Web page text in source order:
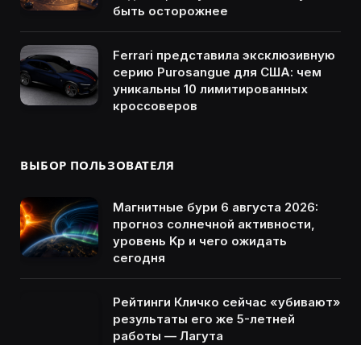
быть осторожнее
Ferrari представила эксклюзивную
серию Purosangue для США: чем
уникальны 10 лимитированных
кроссоверов
ВЫБОР ПОЛЬЗОВАТЕЛЯ
Магнитные бури 6 августа 2026:
прогноз солнечной активности,
уровень Kp и чего ожидать
сегодня
Рейтинги Кличко сейчас «убивают»
результаты его же 5-летней
работы — Лагута